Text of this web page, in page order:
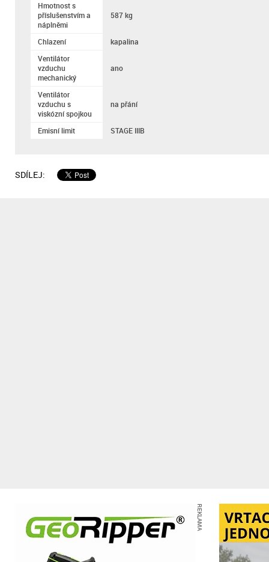
Hmotnost s
příslušenstvím a
náplněmi
587 kg
Chlazení
kapalina
Ventilátor
vzduchu
mechanický
ano
Ventilátor
vzduchu s
viskózní spojkou
na přání
Emisní limit STAGE IIIB
SDÍLEJ:
REKLAMA